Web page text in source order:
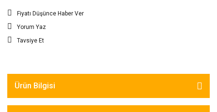
Fiyatı Düşünce Haber Ver
Yorum Yaz
Tavsiye Et
Ürün Bilgisi